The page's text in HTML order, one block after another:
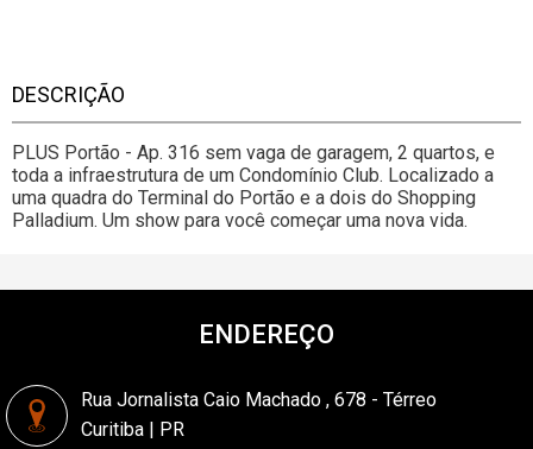
DESCRIÇÃO
PLUS Portão - Ap. 316 sem vaga de garagem, 2 quartos, e
toda a infraestrutura de um Condomínio Club. Localizado a
uma quadra do Terminal do Portão e a dois do Shopping
Palladium. Um show para você começar uma nova vida.
ENDEREÇO
Rua Jornalista Caio Machado , 678 - Térreo
Curitiba | PR